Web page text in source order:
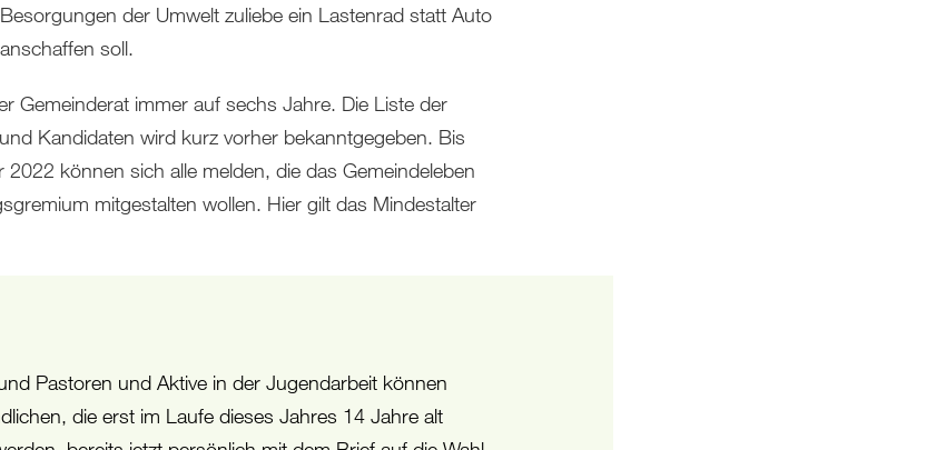
Besorgungen der Umwelt zuliebe ein Lastenrad statt Auto
anschaffen soll.
Gemeinderat immer auf sechs Jahre. Die Liste der
Kandidaten wird kurz vorher bekanntgegeben. Bis
2022 können sich alle melden, die das Gemeindeleben
mitgestalten wollen. Hier gilt das Mindestalter
Pastoren und Aktive in der Jugendarbeit können
die erst im Laufe dieses Jahres 14 Jahre alt